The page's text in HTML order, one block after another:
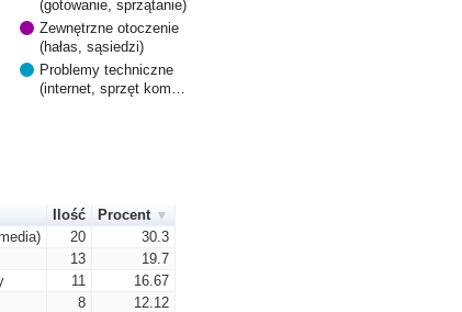
(gotowanie, sprzątanie)
Zewnętrzne otoczenie
(hałas, sąsiedzi)
Problemy techniczne
(internet, sprzęt kom…
Ilość
Procent
20
30.3
13
19.7
11
16.67
8
12.12